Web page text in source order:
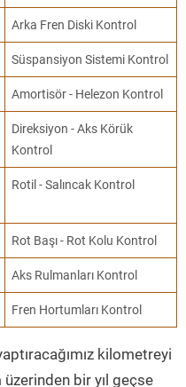
Arka Fren Diski Kontrol
Süspansiyon Sistemi Kontrol
Amortisör - Helezon Kontrol
Direksiyon - Aks Körük
Kontrol
Rotil - Salıncak Kontrol
Rot Başı - Rot Kolu Kontrol
Aks Rulmanları Kontrol
Fren Hortumları Kontrol
kilometreyi
bir yıl geçse